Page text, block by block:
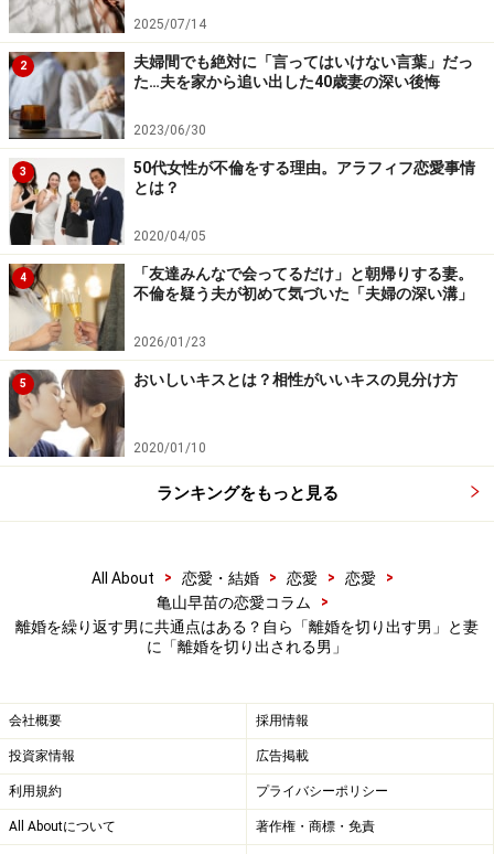
い。独身時代と同じような消費生活を望む男性に結婚は
息苦しいだろう。
結婚したらとたんにいばり始める男は論外だが、強気の
女性が好きなのに、一緒に暮らすようになるといじけて
ばかりいる男もいる。
「私もバツイチですが、私が強気なので最初の夫は逃げ
出した（笑）。4年ほど前に『あなたのように強気で明
るい女性が好き』とアプローチしてきたバツ2の男がい
まして。彼自身も強気で生きていくのが理想だと言って
いたので気が合ったんです。いや、合ったような気がし
たんです。私は自分の人生に対して強気で生きていきた
いというだけで、パートナーに強い言葉を投げつけたり
するタイプではありません。ただ、結婚直後、夫がリス
会社にしがみつけと叱咤激励しました。いろいろ策も練
言うことを絶対視するようになって……。これ、意外とう
っとうしいんです（笑）」
カオルさん（42歳）は、38歳のとき9歳の息子を連れて
だろうけれど、その後はやたらと従順な人になってしま
った。一緒にいても刺激もなければ、生き方を敬うこと
もできない。
「彼はもともと強気な人ではなかったんですね。誰かに
2025/07/14
2
夫婦間でも絶対に「言ってはいけない言葉」だっ
た…夫を家から追い出した40歳妻の深い後悔
2023/06/30
3
50代女性が不倫をする理由。アラフィフ恋愛事情
とは？
2020/04/05
4
「友達みんなで会ってるだけ」と朝帰りする妻。
不倫を疑う夫が初めて気づいた「夫婦の深い溝」
2026/01/23
5 おいしいキスとは？相性がいいキスの見分け方
2020/01/10
ランキングをもっと見る
All About > 恋愛・結婚 > 恋愛 > 恋愛
>
亀山早苗の恋愛コラム
>
離婚を繰り返す男に共通点はある？自ら「離婚を切り出す男」と妻
に「離婚を切り出される男」
会社概要 採用情報
投資家情報 広告掲載
利用規約 プライバシーポリシー
All Aboutについて 著作権・商標・免責